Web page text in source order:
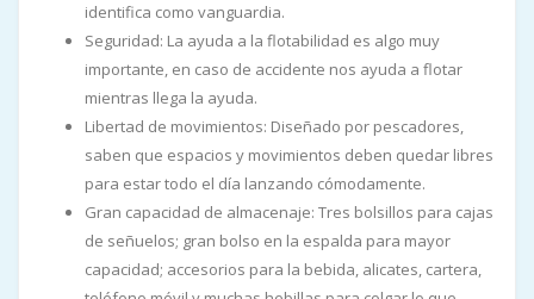
identifica como vanguardia.
Seguridad: La ayuda a la flotabilidad es algo muy
importante, en caso de accidente nos ayuda a flotar
mientras llega la ayuda.
Libertad de movimientos: Diseñado por pescadores,
saben que espacios y movimientos deben quedar libres
para estar todo el día lanzando cómodamente.
Gran capacidad de almacenaje: Tres bolsillos para cajas
de señuelos; gran bolso en la espalda para mayor
capacidad; accesorios para la bebida, alicates, cartera,